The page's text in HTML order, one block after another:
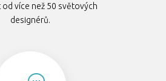
od více než 50 světových
designérů.